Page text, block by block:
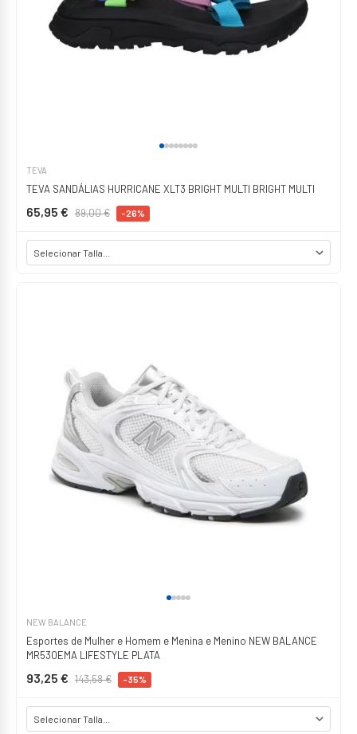
TEVA
TEVA SANDÁLIAS HURRICANE XLT3 BRIGHT MULTI BRIGHT MULTI
65,95 € 89,00 € -26%
NEW BALANCE
Esportes de Mulher e Homem e Menina e Menino NEW BALANCE
MR530EMA LIFESTYLE PLATA
93,25 € 143,58 € -35%